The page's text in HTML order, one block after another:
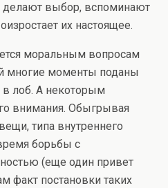
делают выбор, вспоминают
их настоящее.
моральным вопросам
многие моменты поданы
в лоб. А некоторым
внимания. Обыгрывая
типа внутреннего
борьбы с
(еще один привет
факт постановки таких